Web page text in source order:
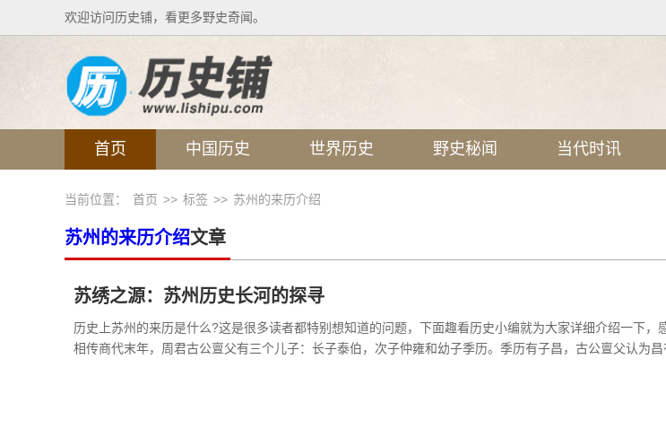
欢迎访问历史铺，看更多野史奇闻。
首页 中国历史 世界历史 野史秘闻 当代时讯
当前位置： 首页 >> 标签 >> 苏州的来历介绍
苏州的来历介绍文章
苏绣之源：苏州历史长河的探寻
历史上苏州的来历是什么?这是很多读者都特别想知道的问题，下面趣看历史小编就为大家详细介绍一下
相传商代末年，周君古公亶父有三个儿子：长子泰伯，次子仲雍和幼子季历。季历有子昌，古公亶父认为